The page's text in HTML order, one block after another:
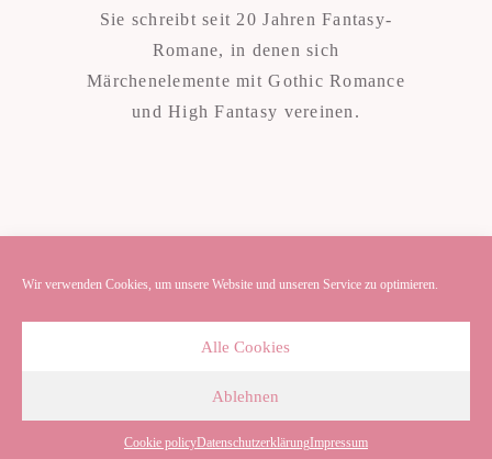
Wir verwenden Cookies, um unsere Website und unseren Service zu optimieren.
Alle Cookies
Ablehnen
Cookie policyDatenschutzerklärungImpressum
Sie schreibt seit 20 Jahren Fantasy-
Romane, in denen sich
Märchenelemente mit Gothic Romance
und High Fantasy vereinen.
Datenschutzerklärung
Impressum